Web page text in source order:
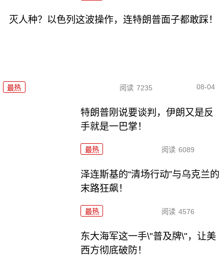
灭人种？以色列这波操作，连特朗普面子都敢踩！
最热 阅读 7235 08-04
特朗普刚说要谈判，伊朗又是反
手就是一巴掌！
最热 阅读 6089
泽连斯基的“清场行动”与乌克兰的
末路狂飙！
最热 阅读 4576
东大海军这一手\"普及牌\"，让美
西方彻底破防！